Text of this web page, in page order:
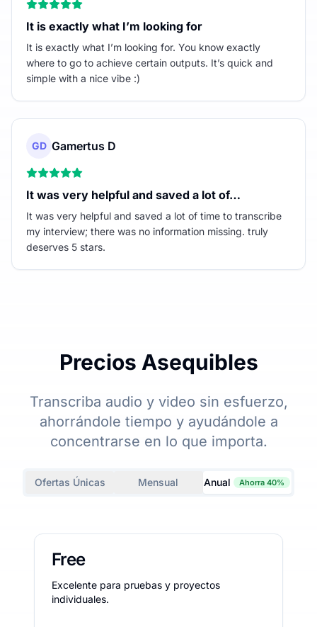
It is exactly what I’m looking for
It is exactly what I’m looking for. You know exactly
where to go to achieve certain outputs. It’s quick and
simple with a nice vibe :)
GD Gamertus D
It was very helpful and saved a lot of…
It was very helpful and saved a lot of time to transcribe
my interview; there was no information missing. truly
deserves 5 stars.
Precios Asequibles
Transcriba audio y video sin esfuerzo,
ahorrándole tiempo y ayudándole a
concentrarse en lo que importa.
Ofertas Únicas Mensual Anual Ahorra 40%
Free
Excelente para pruebas y proyectos
individuales.